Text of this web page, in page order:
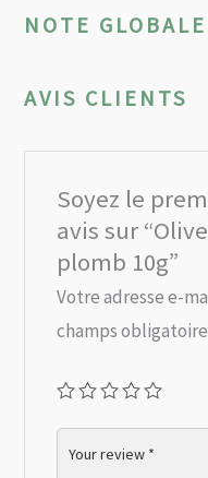
NOTE GLOBALE
AVIS CLIENTS
Soyez le
avis sur
plomb 10g”
Votre adresse e-
champs